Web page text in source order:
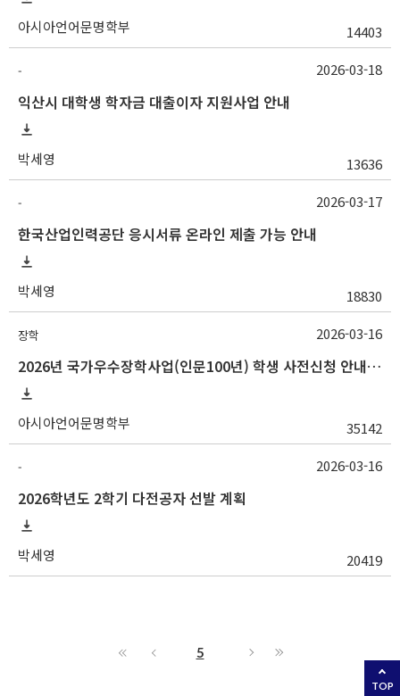
아시아언어문명학부 14403
-
익산시 대학생 학자금 대출이자 지원사업 안내
박세영 13636
2026-03-18
-
한국산업인력공단 응시서류 온라인 제출 가능 안내
박세영 18830
2026-03-17
장학
2026년 국가우수장학사업(인문100년) 학생 사전신청 안내(~3/25 18:00)
아시아언어문명학부 35142
2026-03-16
-
2026학년도 2학기 다전공자 선발 계획
박세영 20419
2026-03-16
5
TOP